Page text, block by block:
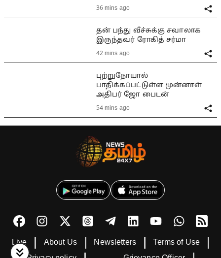
36 mins ago
தன் பந்து வீச்சுக்கு சவாலாக
இருந்தவர் ரோகித் சர்மா
42 mins ago
புற்றுநோயால்
பாதிக்கப்பட்டுள்ள முன்னாள்
அதிபர் ஜோ பைடன்
54 mins ago
Live About Us Newsletters
Terms of Use